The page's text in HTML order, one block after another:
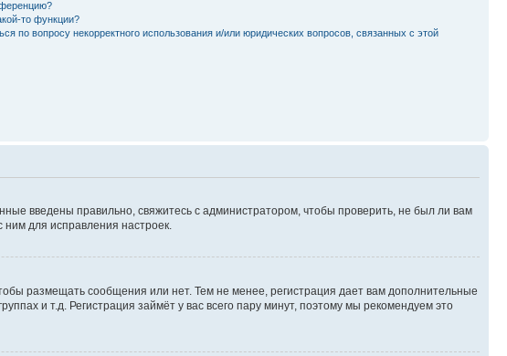
то функции?
по вопросу некорректного использования и/или юридических вопросов, связанных с этой
введены правильно, свяжитесь с администратором, чтобы проверить, не был ли вам
для исправления настроек.
размещать сообщения или нет. Тем не менее, регистрация дает вам дополнительные
и т.д. Регистрация займёт у вас всего пару минут, поэтому мы рекомендуем это